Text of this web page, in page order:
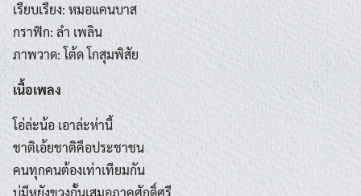
เรียบเรียง: หมอแคนบาส
กราฟิก: ลำ เพลิน
ภาพวาด: โต้ด โกสุมพิสัย
เนื้อเพลง
โอ่ล่ะน้อ เอาล่ะห่านี้
ชาติเอ้ยชาติคือประชาชน
คนทุกคนต้องเท่าเทียมกัน
บ่มีหยังขวงกั้นเสมอภาคศักดิ์ศรี